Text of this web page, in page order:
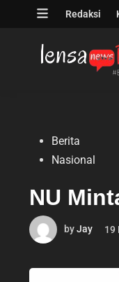
Open
Redaksi
PostedBerita
Nasional
NU
byJay 19